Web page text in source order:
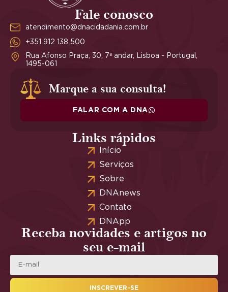
Fale conosco
atendimento@dnacidadania.com.br
+351 912 138 500
Rua Afonso Praça, 30, 7º andar, Lisboa - Portugal,
1495-061
Marque a sua consulta!
FALAR COM A DNA
Links rápidos
Início
Serviços
Sobre
DNAnews
Contato
DNApp
Receba novidades e artigos no
seu e-mail
INSCREVER-SE